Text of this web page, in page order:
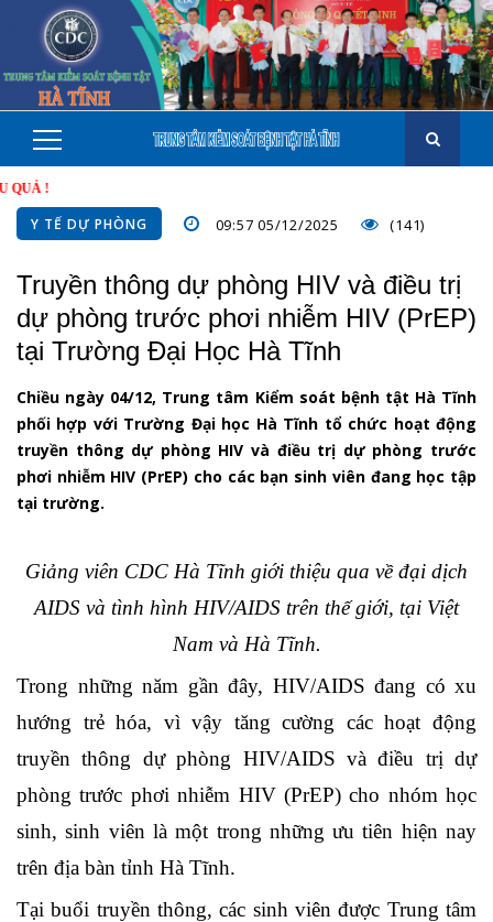
!
Y TẾ DỰ PHÒNG 09:57 05/12/2025 (141)
Truyền thông dự phòng HIV và điều trị
dự phòng trước phơi nhiễm HIV (PrEP)
tại Trường Đại Học Hà Tĩnh
Chiều ngày 04/12, Trung tâm Kiểm soát bệnh tật Hà Tĩnh
phối hợp với Trường Đại học Hà Tĩnh tổ chức hoạt động
truyền thông dự phòng HIV và điều trị dự phòng trước
phơi nhiễm HIV (PrEP) cho các bạn sinh viên đang học tập
tại trường.
Giảng viên CDC Hà Tĩnh giới thiệu qua về đại dịch
AIDS và tình hình HIV/AIDS trên thế giới, tại Việt
Nam và Hà Tĩnh.
Trong những năm gần đây, HIV/AIDS đang có xu
hướng trẻ hóa, vì vậy tăng cường các hoạt động
truyền thông dự phòng HIV/AIDS và điều trị dự
phòng trước phơi nhiễm HIV (PrEP) cho nhóm học
sinh, sinh viên là một trong những ưu tiên hiện nay
trên địa bàn tỉnh Hà Tĩnh.
Tại buổi truyền thông, các sinh viên được Trung tâm